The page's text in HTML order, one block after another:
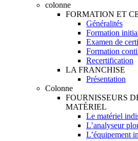
colonne
FORMATION ET
Généralités
Formation
Examen de
Formation
Recertification
LA FRANCHISE
Présentation
Colonne
FOURNISSEURS
MATÉRIEL
Le matériel
L’analyseur
L’équipement